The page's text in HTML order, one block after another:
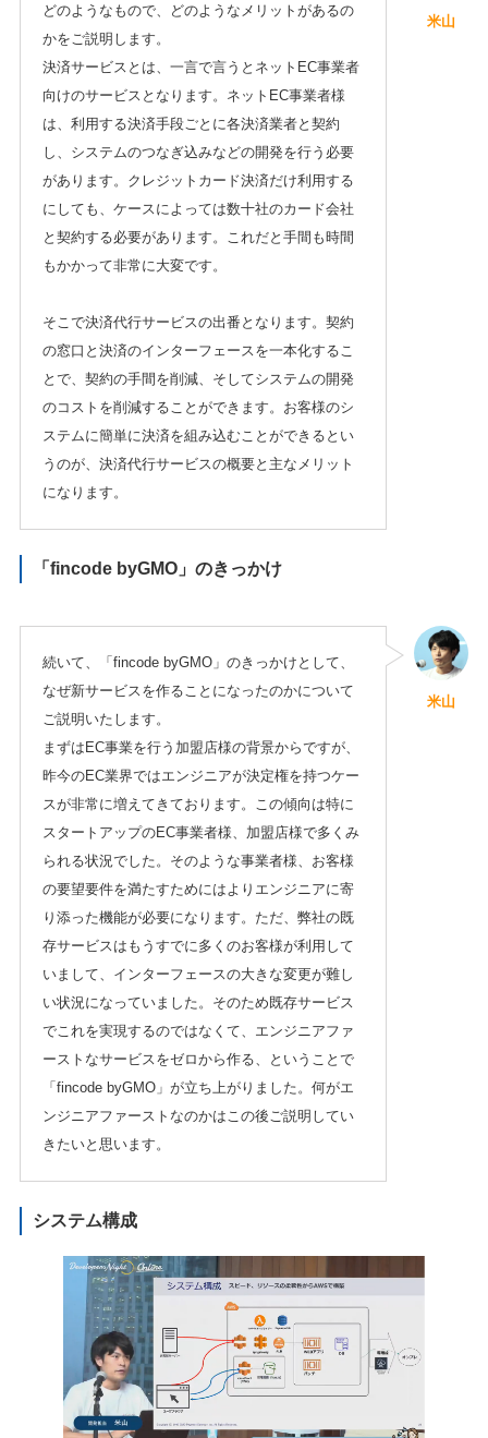
どのようなもので、どのようなメリットがあるの
かをご説明します。
決済サービスとは、一言で言うとネットEC事業者
向けのサービスとなります。ネットEC事業者様
は、利用する決済手段ごとに各決済業者と契約
し、システムのつなぎ込みなどの開発を行う必要
があります。クレジットカード決済だけ利用する
にしても、ケースによっては数十社のカード会社
と契約する必要があります。これだと手間も時間
もかかって非常に大変です。
そこで決済代行サービスの出番となります。契約
の窓口と決済のインターフェースを一本化するこ
とで、契約の手間を削減、そしてシステムの開発
のコストを削減することができます。お客様のシ
ステムに簡単に決済を組み込むことができるとい
うのが、決済代行サービスの概要と主なメリット
になります。
米山
「fincode byGMO」のきっかけ
続いて、「fincode byGMO」のきっかけとして、
なぜ新サービスを作ることになったのかについて
ご説明いたします。
まずはEC事業を行う加盟店様の背景からですが、
昨今のEC業界ではエンジニアが決定権を持つケー
スが非常に増えてきております。この傾向は特に
スタートアップのEC事業者様、加盟店様で多くみ
られる状況でした。そのような事業者様、お客様
の要望要件を満たすためにはよりエンジニアに寄
り添った機能が必要になります。ただ、弊社の既
存サービスはもうすでに多くのお客様が利用して
いまして、インターフェースの大きな変更が難し
い状況になっていました。そのため既存サービス
でこれを実現するのではなくて、エンジニアファ
ーストなサービスをゼロから作る、ということで
「fincode byGMO」が立ち上がりました。何がエ
ンジニアファーストなのかはこの後ご説明してい
きたいと思います。
米山
システム構成